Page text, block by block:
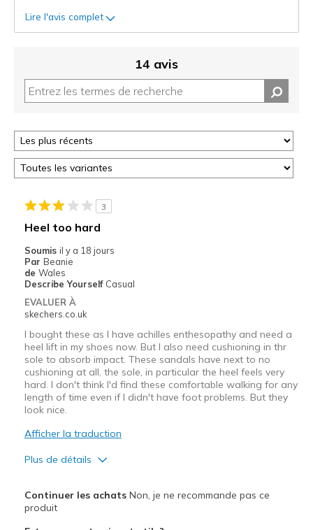
Lire l'avis complet
14 avis
3
Heel too hard
Soumis il y a 18 jours
Par Beanie
de Wales
Describe Yourself Casual
EVALUER À
skechers.co.uk
I bought these as I have achilles enthesopathy and need a
heel lift in my shoes now. But I also need cushioning in thr
sole to absorb impact. These sandals have next to no
cushioning at all, the sole, in particular the heel feels very
hard. I don't think I'd find these comfortable walking for any
length of time even if I didn't have foot problems. But they
look nice.
Afficher la traduction
Plus de détails
Attractive Design
Continuer les achatsNon, je ne recommande pas ce
produit